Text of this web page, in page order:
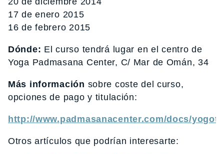
17 de enero 2015
16 de febrero 2015
Dónde: El curso tendrá lugar en el centro de
Yoga Padmasana Center, C/ Mar de Omán, 34
Más información sobre coste del curso,
opciones de pago y titulación:
http://www.padmasanacenter.com/docs/
Otros artículos que podrían interesarte: